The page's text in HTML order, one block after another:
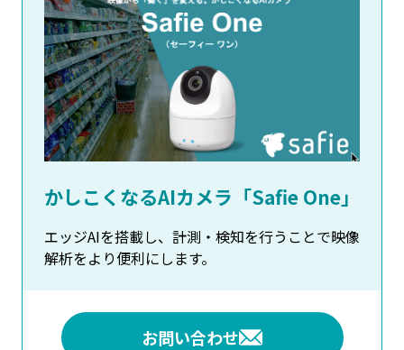
かしこくなるAIカメラ「Safie One」
エッジAIを搭載し、計測・検知を行うことで映像
解析をより便利にします。
お問い合わせ